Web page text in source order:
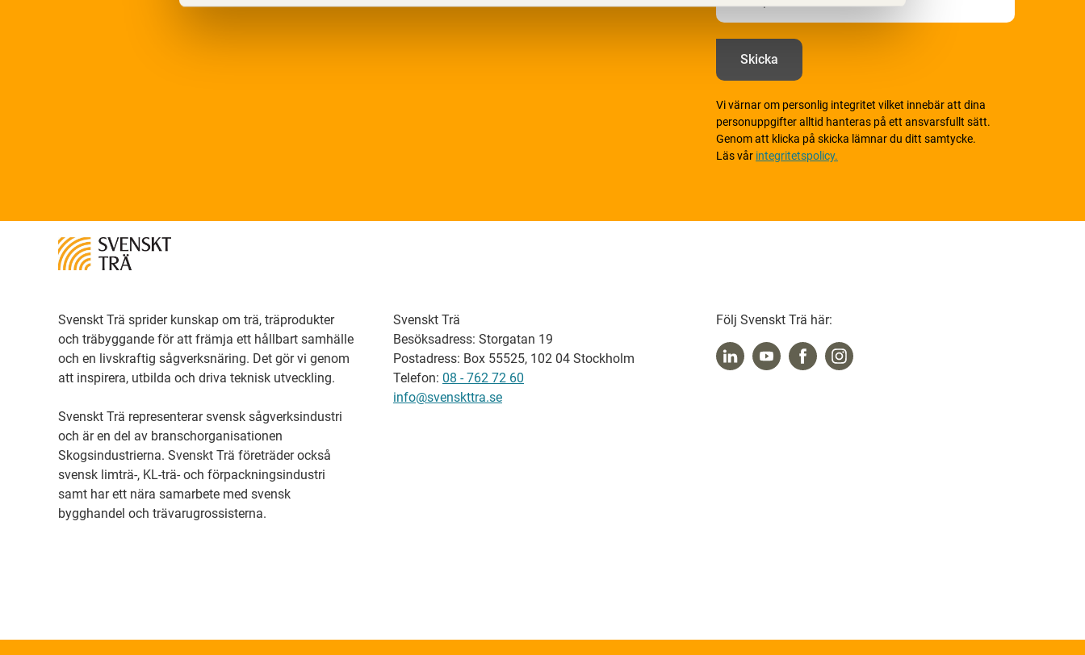
Vi värnar om personlig integritet vilket innebär att dina
personuppgifter alltid hanteras på ett ansvarsfullt sätt.
Genom att klicka på skicka lämnar du ditt samtycke.
Läs vår integritetspolicy.
Svenskt Trä sprider kunskap om trä, träprodukter
och träbyggande för att främja ett hållbart samhälle
och en livskraftig sågverksnäring. Det gör vi genom
att inspirera, utbilda och driva teknisk utveckling.
Svenskt Trä representerar svensk sågverksindustri
och är en del av branschorganisationen
Skogsindustrierna. Svenskt Trä företräder också
svensk limträ-, KL-trä- och förpackningsindustri
samt har ett nära samarbete med svensk
bygghandel och trävarugrossisterna.
Svenskt Trä
Besöksadress: Storgatan 19
Postadress: Box 55525, 102 04 Stockholm
Telefon: 08 - 762 72 60
info@svenskttra.se
Följ Svenskt Trä här: